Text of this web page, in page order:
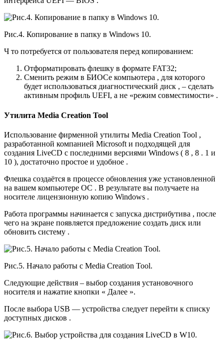
Рис.4. Копирование в папку в Windows 10.
Ч то потребуется от пользователя перед копированием:
Отформатировать флешку в формате FAT32;
Сменить режим в БИОСе компьютера , для которого
будет использоваться диагностический диск , – сделать
активным профиль UEFI, а не «режим совместимости» .
Утилита Media Creation Tool
Использование фирменной утилиты Media Creation Tool ,
разработанной компанией Microsoft и подходящей для
создания LiveCD с последними версиями Windows ( 8 , 8 . 1 и
10 ), достаточно простое и удобное .
Флешка создаётся в процессе обновления уже установленной
на вашем компьютере ОС . В результате вы получаете на
носителе лицензионную копию Windows .
Работа программы начинается с запуска дистрибутива , после
чего на экране появляется предложение создать диск или
обновить систему .
Рис.5. Начало работы с Media Creation Tool.
Следующие действия – выбор создания установочного
носителя и нажатие кнопки « Далее ».
После выбора USB — устройства следует перейти к списку
доступных дисков .